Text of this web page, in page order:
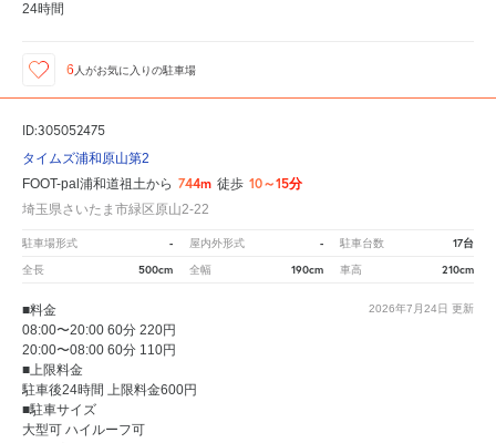
24時間
6 人がお気に入りの駐車場
ID:305052475
タイムズ浦和原山第2
FOOT-pal浦和道祖土から 744m 徒歩 10～15分
埼玉県さいたま市緑区原山2-22
駐車場形式 - 屋内外形式 - 駐車台数 17台
全長 500cm 全幅 190cm 車高 210cm
2026年7月24日 更新
■料金
08:00〜20:00 60分 220円
20:00〜08:00 60分 110円
■上限料金
駐車後24時間 上限料金600円
■駐車サイズ
大型可 ハイルーフ可